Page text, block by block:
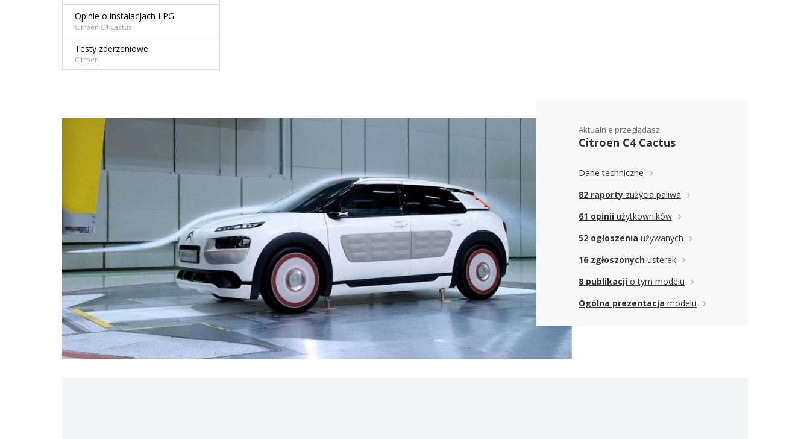
Opinie o instalacjach LPG
Citroen C4 Cactus
Testy zderzeniowe
Citroen
Aktualnie przeglądasz
Citroen C4 Cactus
Dane techniczne
82 raporty zużycia paliwa
61 opinii użytkowników
52 ogłoszenia używanych
16 zgłoszonych usterek
8 publikacji o tym modelu
Ogólna prezentacja modelu